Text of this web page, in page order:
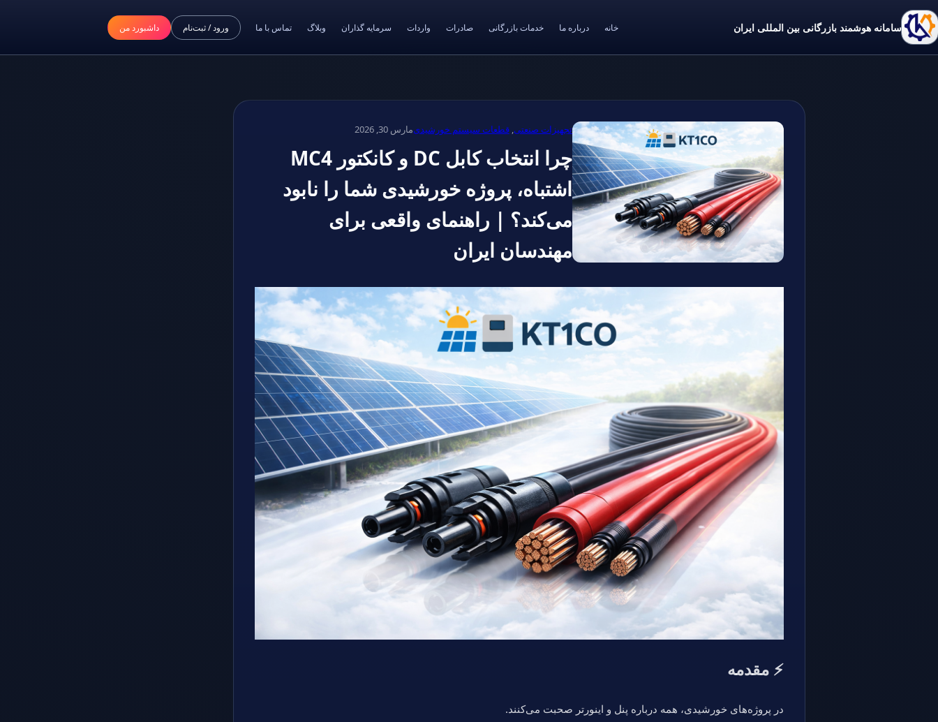
سامانه هوشمند بازرگانی بین المللی ایران خانه درباره ما خدمات بازرگانی صادرات واردات سرمایه گذاران وبلاگ تماس با ما ورود / ثبت‌نام داشبورد من
تجهیزات صنعتی ,قطعات سیستم خورشیدیمارس 30, 2026
چرا انتخاب کابل DC و کانکتور MC4
اشتباه، پروژه خورشیدی شما را نابود
می‌کند؟ | راهنمای واقعی برای
مهندسان ایران
⚡ مقدمه
در پروژه‌های خورشیدی، همه درباره پنل و اینورتر صحبت می‌کنند.